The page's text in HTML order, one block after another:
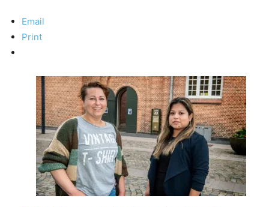
Email
Print